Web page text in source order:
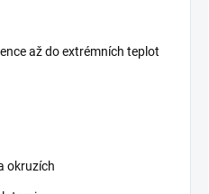
až do extrémních teplot
okruzích